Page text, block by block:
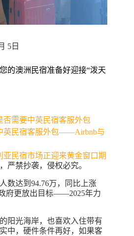
5日
的澳洲民宿准备好迎接“泼天
否需要中英民宿客服外包
英民宿客服外包——Airbnb与
亚民宿市场正迎来黄金窗口期
严禁抄袭，侵权必究。
数达到94.76万，同比上涨
府更放出目标——2025年力
阳光海岸，也喜欢入住带有
中，硬件条件再好，如果客